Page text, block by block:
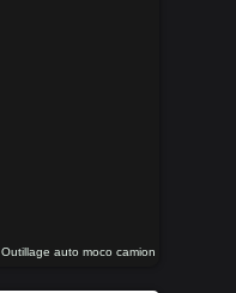
Outillage auto moco camion